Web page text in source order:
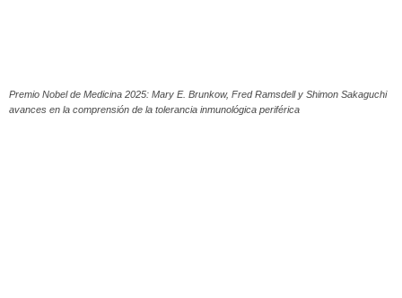
Premio Nobel de Medicina 2025: Mary E. Brunkow, Fred Ramsdell y Shimon Sakaguchi
avances en la comprensión de la tolerancia inmunológica periférica